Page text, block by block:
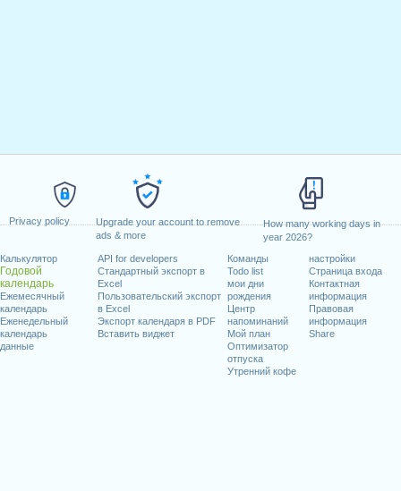
Privacy policy
Upgrade your account to remove
ads & more
How many working days in
year 2026?
Калькулятор
Годовой
календарь
Ежемесячный
календарь
Еженедельный
календарь
данные
API for developers
Стандартный экспорт в
Excel
Пользовательский экспорт
в Excel
Экспорт календаря в PDF
Вставить виджет
Команды
Todo list
мои дни
рождения
Центр
напоминаний
Мой план
Оптимизатор
отпуска
Утренний кофе
настройки
Страница входа
Контактная
информация
Правовая
информация
Share